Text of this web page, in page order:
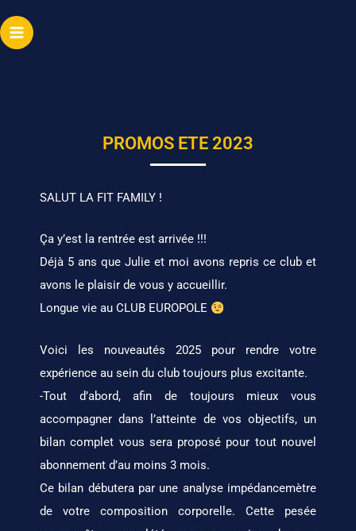
au
Main
Menu
PROMOS ETE 2023
SALUT LA FIT FAMILY !
Ça y’est la rentrée est arrivée !!!
Déjà 5 ans que Julie et moi avons repris ce club et
avons le plaisir de vous y accueillir.
Longue vie au CLUB EUROPOLE
Voici les nouveautés 2025 pour rendre votre
expérience au sein du club toujours plus excitante.
-Tout d’abord, afin de toujours mieux vous
accompagner dans l’atteinte de vos objectifs, un
bilan complet vous sera proposé pour tout nouvel
abonnement d’au moins 3 mois.
Ce bilan débutera par une analyse impédancemètre
de votre composition corporelle. Cette pesée